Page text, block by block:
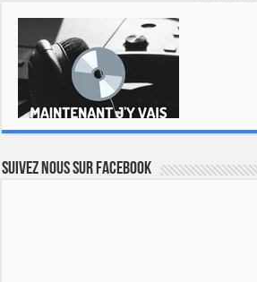
Suivez nous sur Facebook